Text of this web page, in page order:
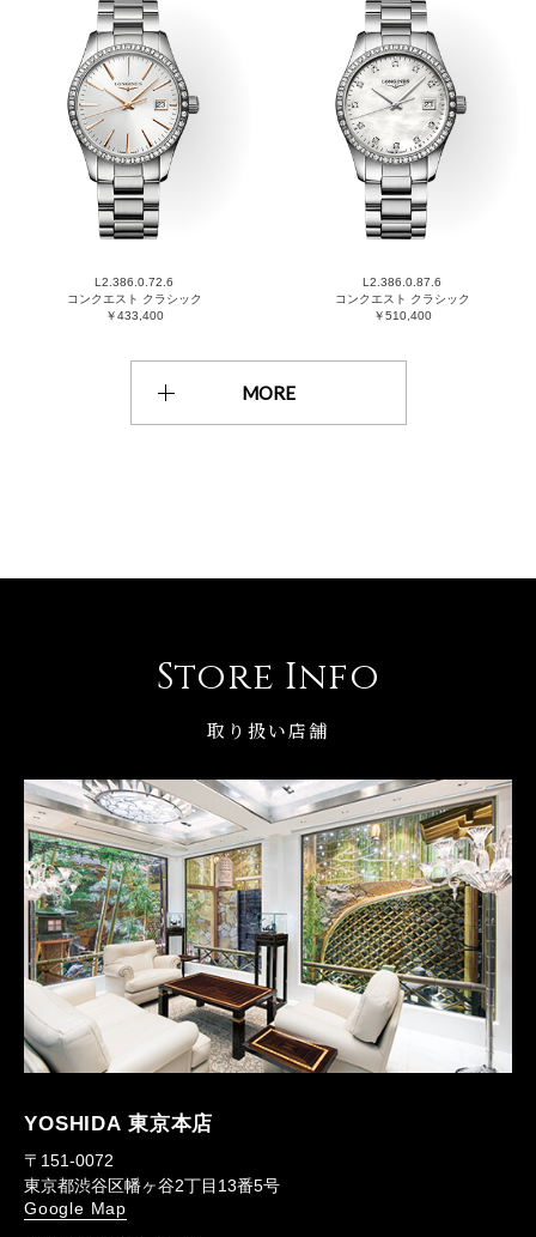
L2.386.0.72.6
コンクエスト クラシック
￥433,400
L2.386.0.87.6
コンクエスト クラシック
￥510,400
MORE
Store Info
取り扱い店舗
YOSHIDA 東京本店
〒151-0072
東京都渋谷区幡ヶ谷2丁目13番5号
Google Map